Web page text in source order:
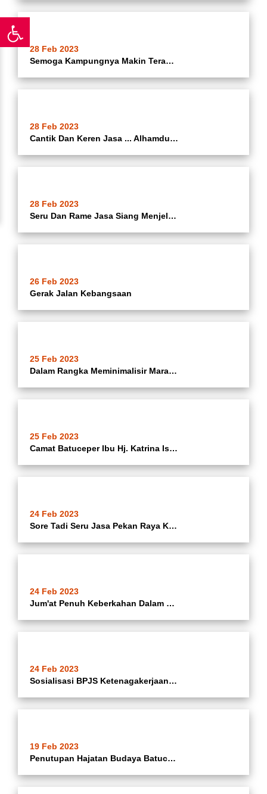
28 Feb 2023
Semoga Kampungnya Makin Terang... Pemeliharaan PJU Kampung Terang Di Wilayah Rt 05/02 Kelurahan Batuceper Kecamatan Batuceper Kota Tangerang Oleh Satgas Kecamatan Batuceper (Selasa 28-02-2023)
28 Feb 2023
Cantik Dan Keren Jasa ... Alhamdulillah Camat Batuceper Ibu Hj. Katrina Iswandari @katrina_ina08 Mendapatkan Penganugerahan Pegawai Keren Jasa Kategori Layanan Ter - Keren Dalam Rangka Hut Kota Tangerang Ke 30 Tahun Di Masjid Raya Al Azhom Kota Tangerang
28 Feb 2023
Seru Dan Rame Jasa Siang Menjelang Sore Tadi ... Camat Batuceper Ibu Hj. Katrina Iswandari @katrina_ina08 Menghadiri Lomba Nagkep Lele Dan Lomba Lingkungan Terbesih Tingkat Kelurahan Dalam Rangka Hut Kota Tangerang Ke 30 Tahun Di KWT Cempaka Rw 04 Kelura
26 Feb 2023
Gerak Jalan Kebangsaan
25 Feb 2023
Dalam Rangka Meminimalisir Maraknya Peredaran Miras Di Wilayah Kecamatan Bauceper Kota Tangerang
25 Feb 2023
Camat Batuceper Ibu Hj. Katrina Iswandari @katrina_ina08 , Didampingi Kapolsek Batuceper Dan Lurah Batusari @jariribts Menghadiri Peringatan Isra Mi
24 Feb 2023
Sore Tadi Seru Jasa Pekan Raya Kota Tangerang Secara Resmi Dibuka ... Oleh Bapak Walikota Tangerang @ariefwismansyah
24 Feb 2023
Jum'at Penuh Keberkahan Dalam Rangka HUT Kota Tangerang Ke 30 Tahun Pemerintah Kota Tangerang Melalui Kecamatan Batuceper Mendistribusikan Paket Tangerang Bersedekah Sebanyak 323 Paket
24 Feb 2023
Sosialisasi BPJS Ketenagakerjaan PSM Se-Kecamatan Batuceper
19 Feb 2023
Penutupan Hajatan Budaya Batuceper